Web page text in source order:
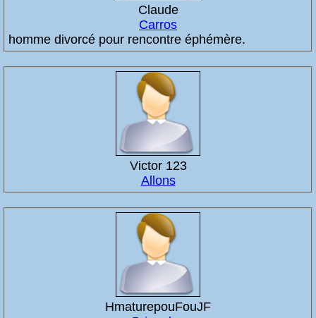
Claude
Carros
homme divorcé pour rencontre éphémère.
Victor 123
Allons
HmaturepouFouJF